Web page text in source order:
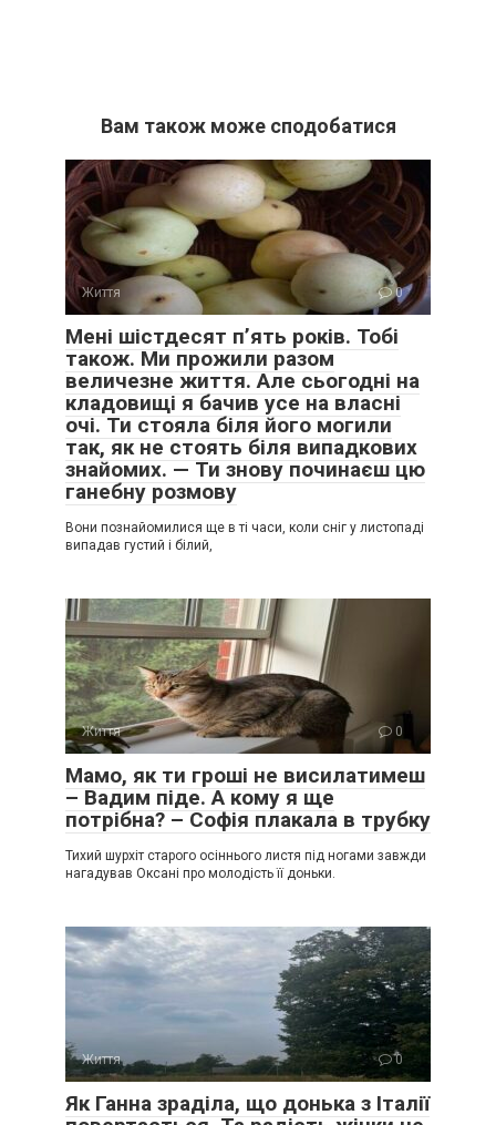
Вам також може сподобатися
Життя 0
Мені шістдесят п’ять років. Тобі
також. Ми прожили разом
величезне життя. Але сьогодні на
кладовищі я бачив усе на власні
очі. Ти стояла біля його могили
так, як не стоять біля випадкових
знайомих. — Ти знову починаєш цю
ганебну розмову
Вони познайомилися ще в ті часи, коли сніг у листопаді
випадав густий і білий,
Життя 0
Мамо, як ти гроші не висилатимеш
– Вадим піде. А кому я ще
потрібна? – Софія плакала в трубку
Тихий шурхіт старого осіннього листя під ногами завжди
нагадував Оксані про молодість її доньки.
Життя 0
Як Ганна зраділа, що донька з Італії